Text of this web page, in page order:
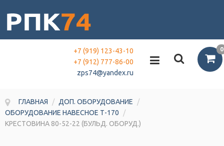
0
+7 (919) 123-43-10
+7 (912) 777-86-00
zps74@yandex.ru
ГЛАВНАЯ / ДОП. ОБОРУДОВАНИЕ
/
ОБОРУДОВАНИЕ НАВЕСНОЕ Т-170
/
КРЕСТОВИНА 80-52-22 (БУЛЬД. ОБОРУД.)